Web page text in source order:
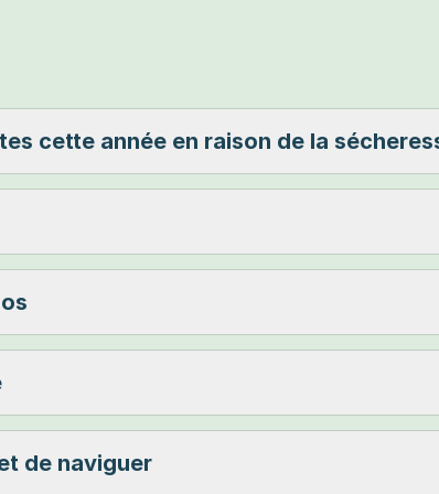
cette année en raison de la
de naviguer